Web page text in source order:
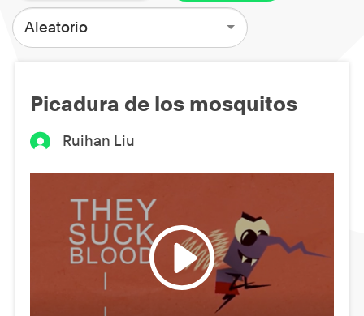
Aleatorio
Picadura de los mosquitos
Ruihan Liu